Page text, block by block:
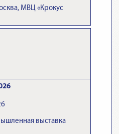
МВЦ «Крокус
выставка